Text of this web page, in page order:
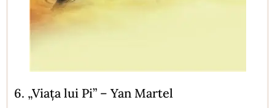
6. „Viața lui Pi” – Yan Martel